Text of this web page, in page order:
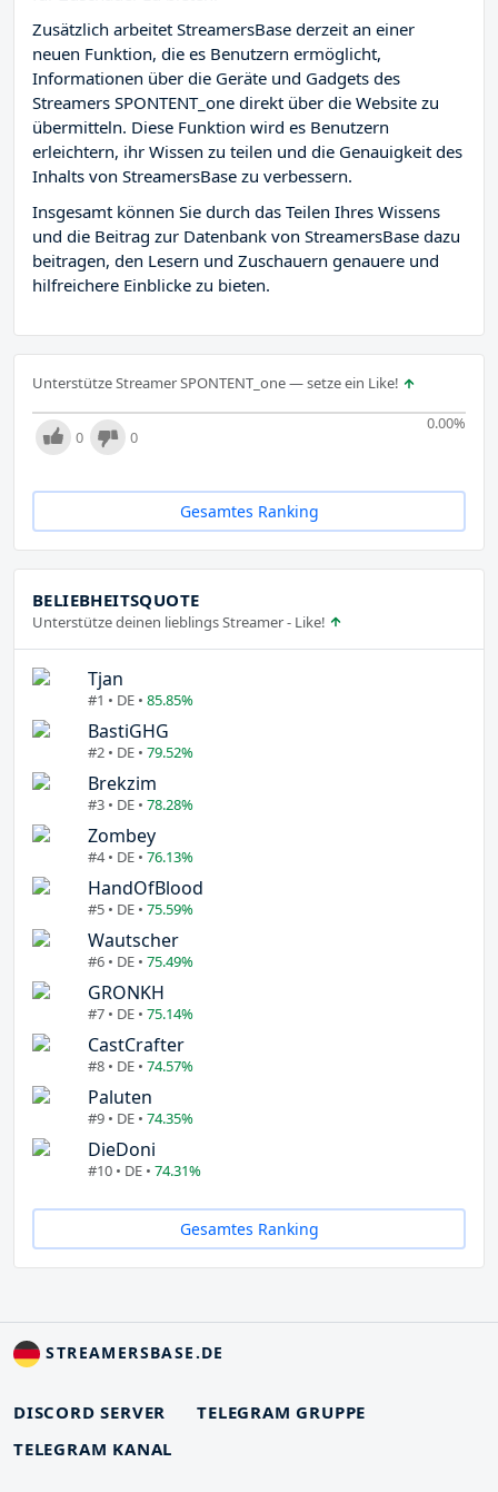
Zusätzlich arbeitet StreamersBase derzeit an einer
neuen Funktion, die es Benutzern ermöglicht,
Informationen über die Geräte und Gadgets des
Streamers SPONTENT_one direkt über die Website zu
übermitteln. Diese Funktion wird es Benutzern
erleichtern, ihr Wissen zu teilen und die Genauigkeit des
Inhalts von StreamersBase zu verbessern.
Insgesamt können Sie durch das Teilen Ihres Wissens
und die Beitrag zur Datenbank von StreamersBase dazu
beitragen, den Lesern und Zuschauern genauere und
hilfreichere Einblicke zu bieten.
Unterstütze Streamer SPONTENT_one — setze ein Like!
0.00%
0 0
Gesamtes Ranking
BELIEBHEITSQUOTE
Unterstütze deinen lieblings Streamer - Like!
Tjan
#1 • DE • 85.85%
BastiGHG
#2 • DE • 79.52%
Brekzim
#3 • DE • 78.28%
Zombey
#4 • DE • 76.13%
HandOfBlood
#5 • DE • 75.59%
Wautscher
#6 • DE • 75.49%
GRONKH
#7 • DE • 75.14%
CastCrafter
#8 • DE • 74.57%
Paluten
#9 • DE • 74.35%
DieDoni
#10 • DE • 74.31%
Gesamtes Ranking
STREAMERSBASE.DE
DISCORD SERVER
TELEGRAM GRUPPE
TELEGRAM KANAL